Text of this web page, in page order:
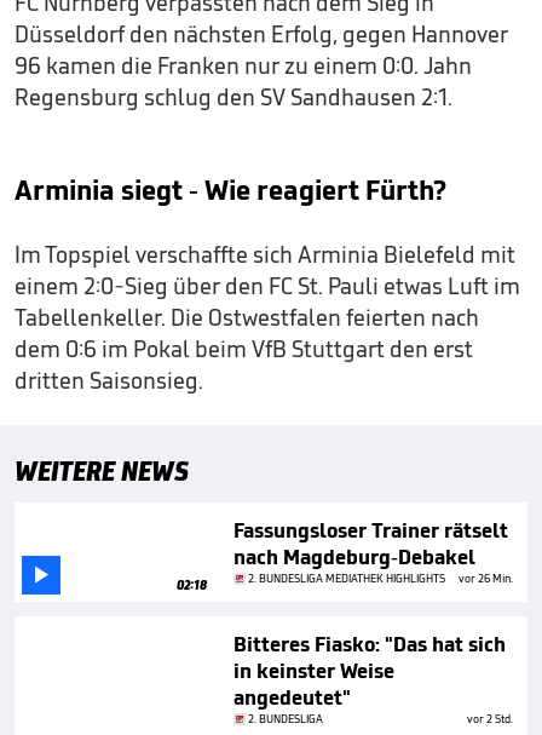
Düsseldorf den nächsten Erfolg, gegen Hannover
96 kamen die Franken nur zu einem 0:0. Jahn
Regensburg schlug den SV Sandhausen 2:1.
Arminia siegt - Wie reagiert Fürth?
Im Topspiel verschaffte sich Arminia Bielefeld mit
einem 2:0-Sieg über den FC St. Pauli etwas Luft im
Tabellenkeller. Die Ostwestfalen feierten nach
dem 0:6 im Pokal beim VfB Stuttgart den erst
dritten Saisonsieg.
WEITERE NEWS
 02:18
Fassungsloser Trainer rätselt
nach Magdeburg-Debakel
2. BUNDESLIGA MEDIATHEK HIGHLIGHTS vor 26 Min.
Bitteres Fiasko: "Das hat sich
in keinster Weise
angedeutet"
2. BUNDESLIGA vor 2 Std.